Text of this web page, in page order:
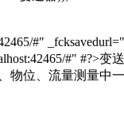
#"
#" #?>变
、物位、流量测量